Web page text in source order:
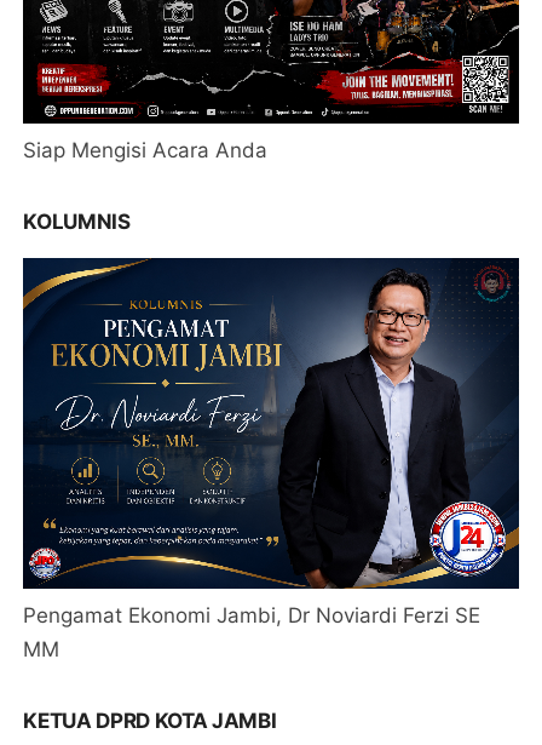
Siap Mengisi Acara Anda
KOLUMNIS
Pengamat Ekonomi Jambi, Dr Noviardi Ferzi SE
MM
KETUA DPRD KOTA JAMBI